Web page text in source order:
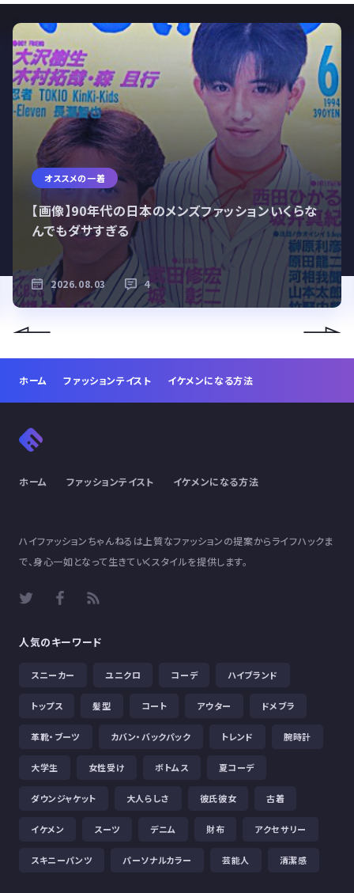
オススメの一着
【画像】90年代の日本のメンズファッションいくらな
んでもダサすぎる
2026.08.03 4
ホーム ファッションテイスト イケメンになる方法
ホーム ファッションテイスト イケメンになる方法
ハイファッションちゃんねるは上質なファッションの提案からライフハックま
で、身心一如となって生きていくスタイルを提供します。
人気のキーワード
スニーカー ユニクロ コーデ ハイブランド
トップス 髪型 コート アウター ドメブラ
革靴・ブーツ カバン・バックパック トレンド 腕時計
大学生 女性受け ボトムス 夏コーデ
ダウンジャケット 大人らしさ 彼氏彼女 古着
イケメン スーツ デニム 財布 アクセサリー
スキニーパンツ パーソナルカラー 芸能人 清潔感